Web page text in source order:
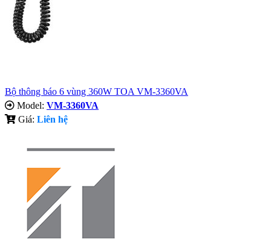
Bộ thông báo 6 vùng 360W TOA VM-3360VA
Model: VM-3360VA
Giá: Liên hệ